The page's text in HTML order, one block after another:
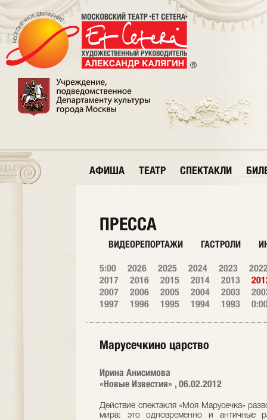
АФИША ТЕАТР СПЕКТАКЛИ
ПРЕССА
ВИДЕОРЕПОРТАЖИ ГАСТРОЛИ
5:00 2026 2025 2024 2023
2017
2016 2015 2014 2013
2007
2006 2005 2004 2003
1997
1996 1995 1994 1993
Марусечкино царство
Ирина Анисимова
«Новые Известия» , 06.02.2012
Действие спектакля «Моя Марусечка»
мира: это одновременно и античные